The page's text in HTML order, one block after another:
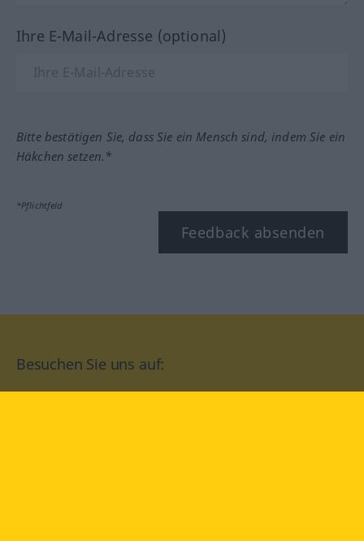
Ihre E-Mail-Adresse (optional)
Bitte bestätigen Sie, dass Sie ein Mensch sind, indem Sie ein
Häkchen setzen.*
*Pflichtfeld
Feedback absenden
Besuchen Sie uns auf: